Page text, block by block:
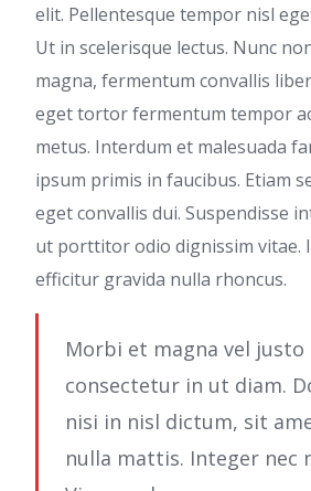
elit. Pellentesque tempor nisl
Ut in scelerisque lectus. Nunc
magna, fermentum convallis
eget tortor fermentum tempor
metus. Interdum et malesuada
ipsum primis in faucibus. Etiam
eget convallis dui. Suspendisse
ut porttitor odio dignissim vitae.
efficitur gravida nulla rhoncus.
Morbi et magna vel
consectetur in ut diam.
nisi in nisl dictum, sit
nulla mattis. Integer nec